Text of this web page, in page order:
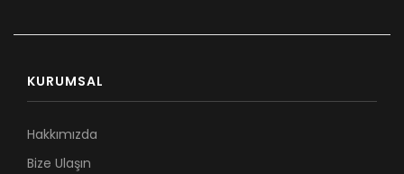
KURUMSAL
Hakkımızda
Bize Ulaşın